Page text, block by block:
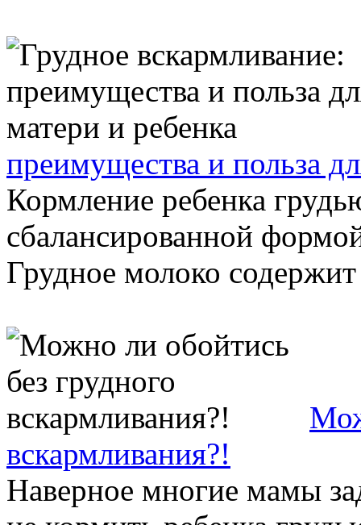
преимущества и польза
Кормление ребенка
сбалансированной
Грудное молоко
вскармливания?!
Наверное многие мамы